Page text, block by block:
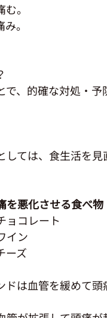
。
。
、的確な対処・予
ては、食生活を
を悪化させる食べ物
ョコレート
イン
ーズ
は血管を緩めて